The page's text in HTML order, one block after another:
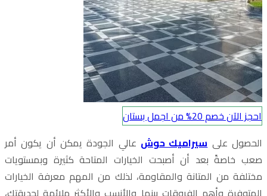
احجز الآن خصم 20% من اجمل بستان
الحصول علىسيراميك حوش عالي الجودة يمكن أن يكون أمر
صعب خاصةً بعد أن أصبحت الخيارات المتاحة كثيرة وبمستويات
مختلفة من المتانة والمقاومة، لذلك من المهم معرفة الخيارات